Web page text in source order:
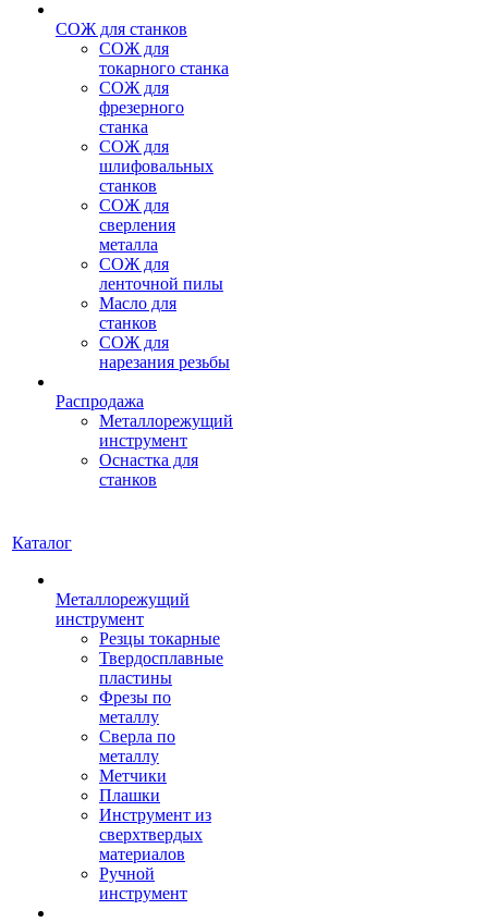
СОЖ для станков
СОЖ для
токарного станка
СОЖ для
фрезерного
станка
СОЖ для
шлифовальных
станков
СОЖ для
сверления
металла
СОЖ для
ленточной пилы
Масло для
станков
СОЖ для
нарезания резьбы
Распродажа
Металлорежущий
инструмент
Оснастка для
станков
Каталог
Металлорежущий
инструмент
Резцы токарные
Твердосплавные
пластины
Фрезы по
металлу
Сверла по
металлу
Метчики
Плашки
Инструмент из
сверхтвердых
материалов
Ручной
инструмент